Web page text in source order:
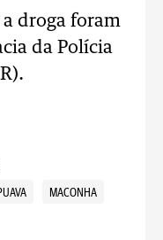
a droga foram
da Polícia
MACONHA